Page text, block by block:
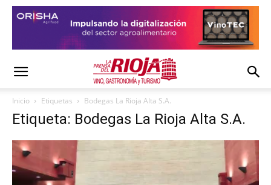
Inicio Etiquetas Bodegas La Rioja Alta S.A.
Etiqueta: Bodegas La Rioja Alta S.A.